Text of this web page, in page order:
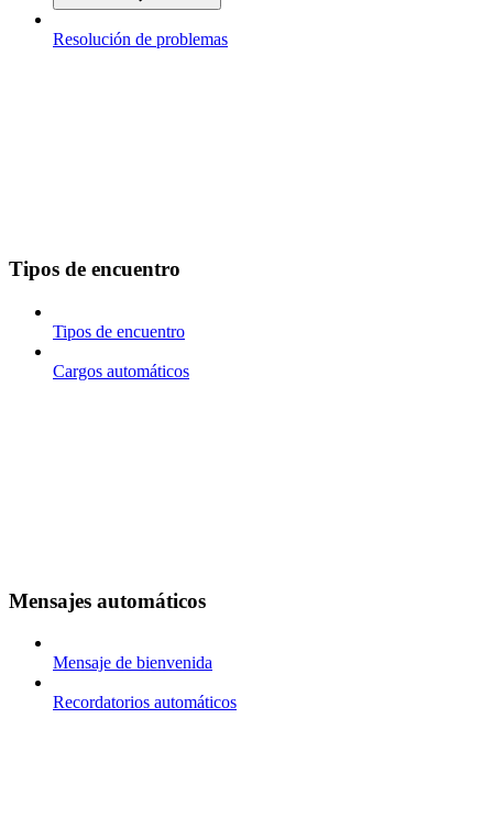
Resolución de problemas
Tipos de encuentro
Tipos de encuentro
Cargos automáticos
Mensajes automáticos
Mensaje de bienvenida
Recordatorios automáticos